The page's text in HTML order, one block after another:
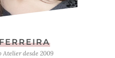
desde 2009